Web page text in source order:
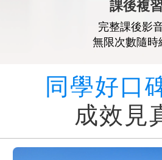
課後複習
完整課後影
無限次數隨時
同學好口
成效見